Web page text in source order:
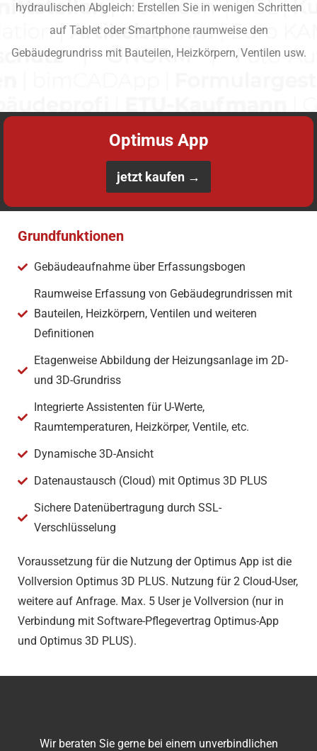
hydraulischen Abgleich: Erstellen Sie in wenigen Schritten
auf Tablet oder Smartphone raumweise den
Gebäudegrundriss mit Bauteilen, Heizkörpern, Ventilen usw.
Optimus App
jetzt kaufen →
Grundfunktionen
Gebäudeaufnahme über Erfassungsbogen
Raumweise Erfassung von Gebäudegrundrissen mit
Bauteilen, Heizkörpern, Ventilen und weiteren
Definitionen
Etagenweise Abbildung der Heizungsanlage im 2D-
und 3D-Grundriss
Integrierte Assistenten für U-Werte,
Raumtemperaturen, Heizkörper, Ventile, etc.
Dynamische 3D-Ansicht
Datenaustausch (Cloud) mit Optimus 3D PLUS
Sichere Datenübertragung durch SSL-
Verschlüsselung
Voraussetzung für die Nutzung der Optimus App ist die
Vollversion Optimus 3D PLUS. Nutzung für 2 Cloud-User,
weitere auf Anfrage. Max. 5 User je Vollversion (nur in
Verbindung mit Software-Pflegevertrag Optimus-App
und Optimus 3D PLUS).
Wir beraten Sie gerne bei einem unverbindlichen